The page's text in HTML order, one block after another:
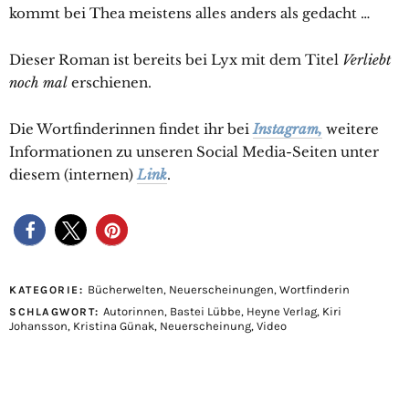
kommt bei Thea meistens alles anders als gedacht …
Dieser Roman ist bereits bei Lyx mit dem Titel Verliebt
noch mal erschienen.
Die Wortfinderinnen findet ihr bei Instagram, weitere
Informationen zu unseren Social Media-Seiten unter
diesem (internen) Link.
KATEGORIE: Bücherwelten, Neuerscheinungen, Wortfinderin
SCHLAGWORT: Autorinnen, Bastei Lübbe, Heyne Verlag, Kiri
Johansson, Kristina Günak, Neuerscheinung, Video